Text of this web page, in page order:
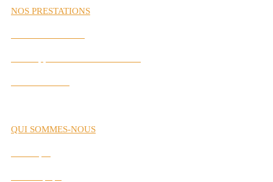
NOS PRESTATIONS
QUI SOMMES-NOUS